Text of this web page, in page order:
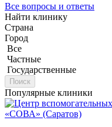
Все вопросы и ответы
Найти клинику
Страна
Город
Все
Частные
Государственные
Поиск
Популярные клиники